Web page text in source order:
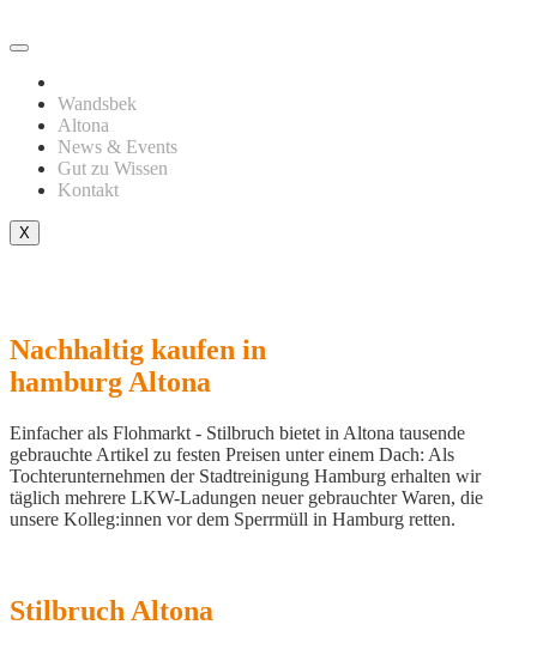
Wandsbek
Altona
News & Events
Gut zu Wissen
Kontakt
X
Nachhaltig kaufen in
hamburg Altona
Einfacher als Flohmarkt - Stilbruch bietet in Altona tausende
gebrauchte Artikel zu festen Preisen unter einem Dach: Als
Tochterunternehmen der Stadtreinigung Hamburg erhalten wir
täglich mehrere LKW-Ladungen neuer gebrauchter Waren, die
unsere Kolleg:innen vor dem Sperrmüll in Hamburg retten.
Stilbruch Altona